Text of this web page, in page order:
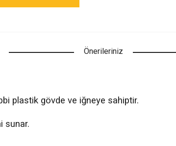
Önerileriniz
plastik gövde ve iğneye sahiptir.
sunar.